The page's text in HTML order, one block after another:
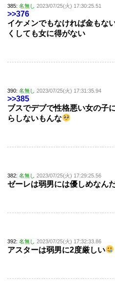
385: 名無し 2023/07/25(火) 17:30:25.51
>>376
イケメンでもなければ金もな
くしても女に得がない
390: 名無し 2023/07/25(火) 17:31:35.94
>>385
ブスでデブで性格悪い女の子
らしないもんな
382: 名無し 2023/07/25(火) 17:29:25.56
ゼーレは弱男には優しめなん
392: 名無し 2023/07/25(火) 17:32:33.86
アスターは弱男に2度厳しい